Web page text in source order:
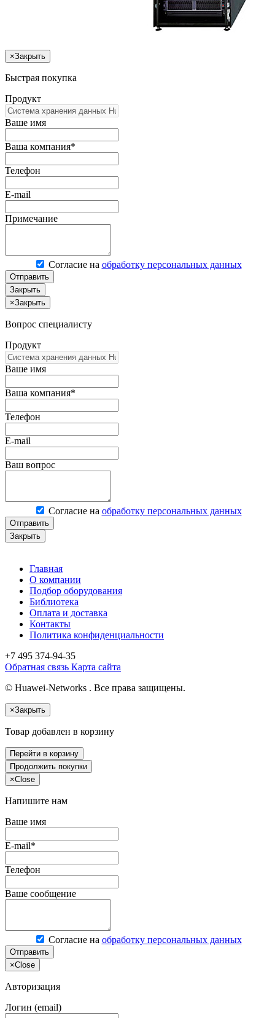
×Закрыть
Быстрая покупка
Продукт
Ваше имя
Ваша компания*
Телефон
E-mail
Примечание
Согласие на обработку персональных данных
Отправить
Закрыть
×Закрыть
Вопрос специалисту
Продукт
Ваше имя
Ваша компания*
Телефон
E-mail
Ваш вопрос
Согласие на обработку персональных данных
Отправить
Закрыть
Главная
О компании
Подбор оборудования
Библиотека
Оплата и доставка
Контакты
Политика конфиденциальности
+7 495 374-94-35
Обратная связь Карта сайта
© Huawei-Networks . Все права защищены.
×Закрыть
Товар добавлен в корзину
Перейти в корзину
Продолжить покупки
×Close
Напишите нам
Ваше имя
E-mail*
Телефон
Ваше сообщение
Согласие на обработку персональных данных
Отправить
×Close
Авторизация
Логин (email)